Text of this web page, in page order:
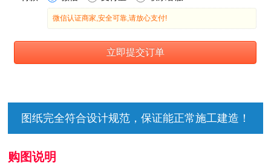
图纸完全符合设计规范，保证能正常施工建造！
购图说明